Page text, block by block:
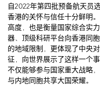
自2022年第四批预备航天员
香港的关怀与信任十分鲜明
高度，也是衡量国家综合实
器、顶级科研平台向香港同
的地域限制，更体现了中央
征，向世界展示了这样一个
不仅能够参与国家重大战略
与内地同胞共享大国荣耀。